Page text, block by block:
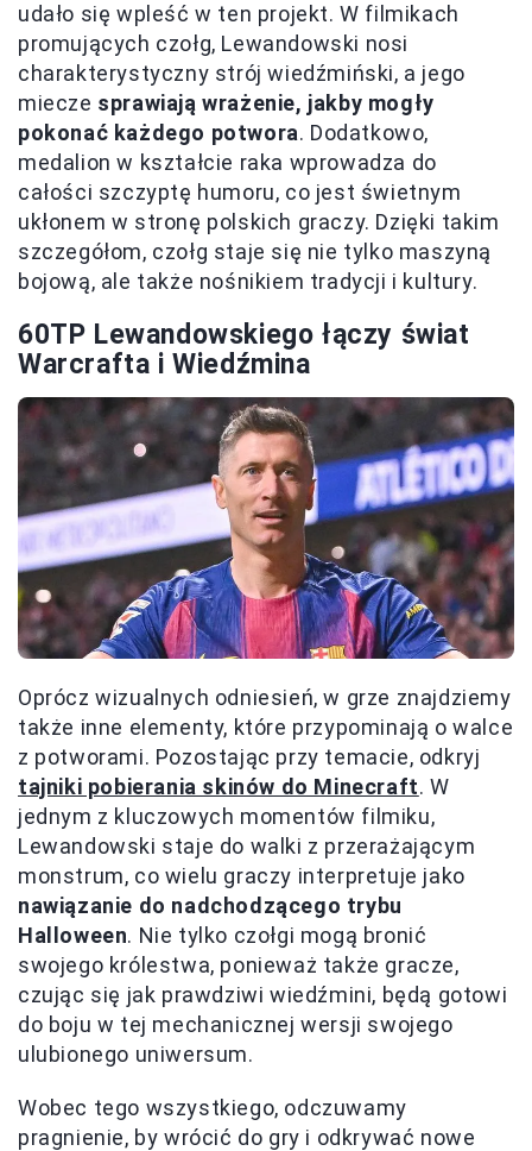
udało się wpleść w ten projekt. W filmikach
promujących czołg, Lewandowski nosi
charakterystyczny strój wiedźmiński, a jego
miecze sprawiają wrażenie, jakby mogły
pokonać każdego potwora. Dodatkowo,
medalion w kształcie raka wprowadza do
całości szczyptę humoru, co jest świetnym
ukłonem w stronę polskich graczy. Dzięki takim
szczegółom, czołg staje się nie tylko maszyną
bojową, ale także nośnikiem tradycji i kultury.
60TP Lewandowskiego łączy świat
Warcrafta i Wiedźmina
Oprócz wizualnych odniesień, w grze znajdziemy
także inne elementy, które przypominają o walce
z potworami. Pozostając przy temacie, odkryj
tajniki pobierania skinów do Minecraft. W
jednym z kluczowych momentów filmiku,
Lewandowski staje do walki z przerażającym
monstrum, co wielu graczy interpretuje jako
nawiązanie do nadchodzącego trybu
Halloween. Nie tylko czołgi mogą bronić
swojego królestwa, ponieważ także gracze,
czując się jak prawdziwi wiedźmini, będą gotowi
do boju w tej mechanicznej wersji swojego
ulubionego uniwersum.
Wobec tego wszystkiego, odczuwamy
pragnienie, by wrócić do gry i odkrywać nowe